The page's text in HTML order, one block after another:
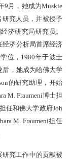
9月，她成为Muskie
研究人员，并被授予
济研究局研究员。
经济分析局首席经济
位，1980年于波士
后，她成为哈佛大学
的研究助理，开始
M. Fraumeni博士担
任和佛大学政府Joh
M. Fraumeni担任
究工作中的贡献被